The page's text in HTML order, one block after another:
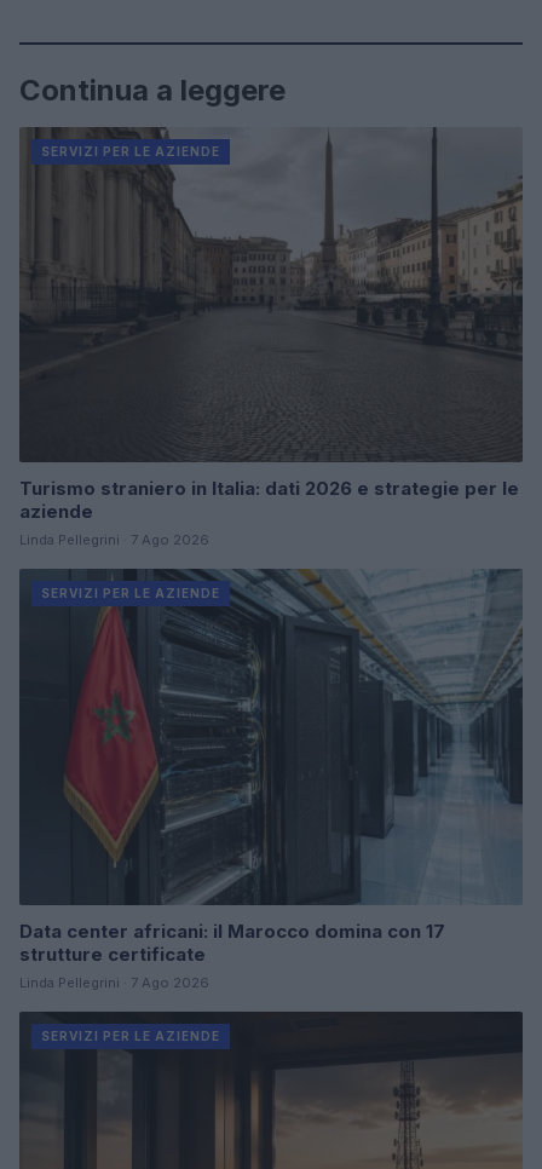
Continua a leggere
SERVIZI PER LE AZIENDE
Turismo straniero in Italia: dati 2026 e strategie per le
aziende
Linda Pellegrini · 7 Ago 2026
SERVIZI PER LE AZIENDE
Data center africani: il Marocco domina con 17
strutture certificate
Linda Pellegrini · 7 Ago 2026
SERVIZI PER LE AZIENDE